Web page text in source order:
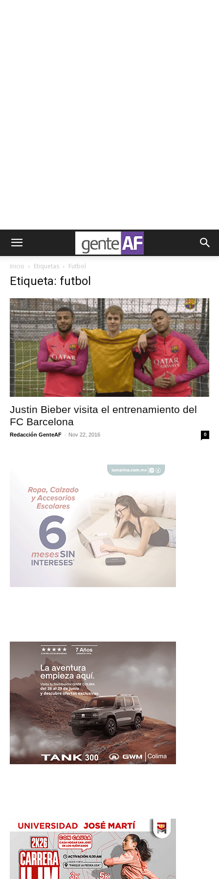
Inicio Etiquetas Futbol
Etiqueta: futbol
Justin Bieber visita el entrenamiento del
FC Barcelona
Redacción GenteAF - Nov 22, 2016 0